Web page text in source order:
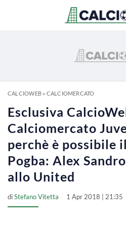
CALCIOWEB» CALCIOMERCATO
Esclusiva
Calciomercato
perchè è possibile
Pogba: Alex
allo United
diStefano Vitetta 1 Apr 2018 | 21:35